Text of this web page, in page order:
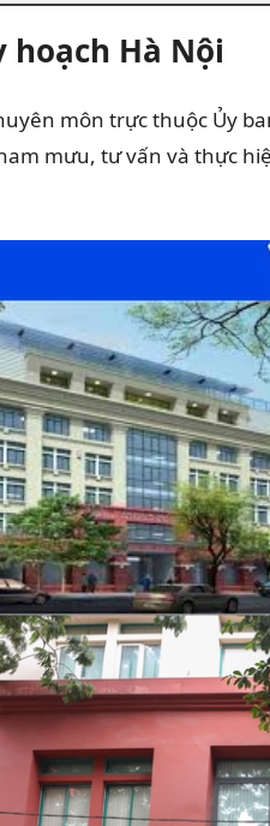
hoạch Hà Nội
môn trực thuộc Ủy
mưu, tư vấn và thực